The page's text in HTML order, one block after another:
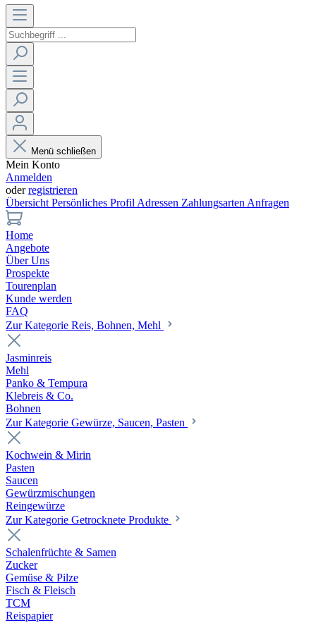
Menü schließen
Mein Konto
Anmelden
oderregistrieren
Übersicht Persönliches Profil Adressen Zahlungsarten Anfragen
Home
Angebote
Über Uns
Prospekte
Tourenplan
Kunde werden
FAQ
Zur Kategorie Reis, Bohnen, Mehl
Jasminreis
Mehl
Panko & Tempura
Klebreis & Co.
Bohnen
Zur Kategorie Gewürze, Saucen, Pasten
Kochwein & Mirin
Pasten
Saucen
Gewürzmischungen
Reingewürze
Zur Kategorie Getrocknete Produkte
Schalenfrüchte & Samen
Zucker
Gemüse & Pilze
Fisch & Fleisch
TCM
Reispapier